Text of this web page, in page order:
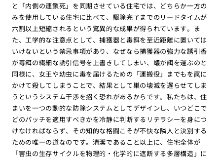
と「内側の連鎖死」を同期させている住宅では、どちらか一方の
みを使用している住宅に比べて、駆除完了までのリードタイムが
六割以上短縮されるという驚異的な成果が得られています。ま
た、工学的な注意点として、捕獲器と毒餌を至近距離に置いては
いけないという禁忌事項があり、なぜなら捕獲器の強力な誘引香
が毒餌の繊細な誘引信号を上書きしてしまい、蟻が餌を運ぶのと
同様に、女王や幼虫に毒を届けるための「運搬役」までもを罠に
かけて殺してしまうことで、結果として巣の壊滅を遅らせてしま
うというシステム干渉を招く恐れがあるからです。私たちは、住
まいを一つの動的な防除システムとしてデザインし、いつどこで
どのパッチを適用すべきかを冷静に判断するリテラシーを身につ
けなければならず、その知的な格闘こそが不快な隣人と決別する
ための唯一の道なのです。清潔であること以上に、住宅全体が
「害虫の生存サイクルを物理的・化学的に遮断する多層構造」に